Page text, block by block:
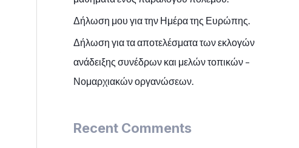
Δήλωση μου για την Ημέρα της Ευρώπης.
Δήλωση για τα αποτελέσματα των εκλογών
ανάδειξης συνέδρων και μελών τοπικών –
Νομαρχιακών οργανώσεων.
Recent Comments